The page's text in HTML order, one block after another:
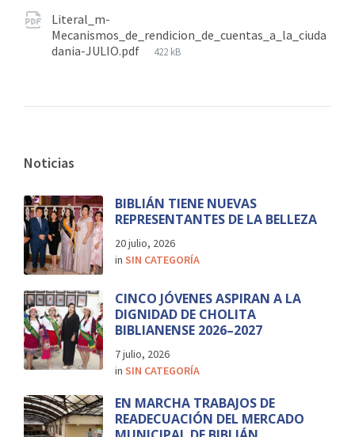
Literal_m-
Mecanismos_de_rendicion_de_cuentas_a_la_ciuda
dania-JULIO.pdf
422 kB
Noticias
BIBLIÁN TIENE NUEVAS
REPRESENTANTES DE LA BELLEZA
20 julio, 2026
in SIN CATEGORÍA
CINCO JÓVENES ASPIRAN A LA
DIGNIDAD DE CHOLITA
BIBLIANENSE 2026–2027
7 julio, 2026
in SIN CATEGORÍA
EN MARCHA TRABAJOS DE
READECUACIÓN DEL MERCADO